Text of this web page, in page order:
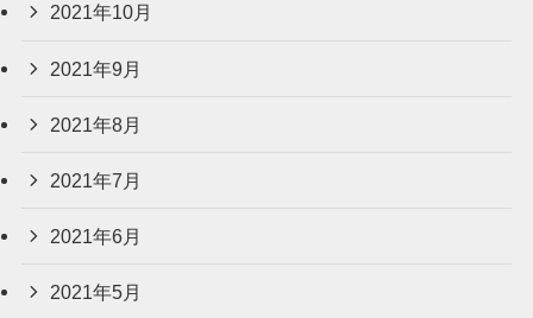
2021年10月
2021年9月
2021年8月
2021年7月
2021年6月
2021年5月